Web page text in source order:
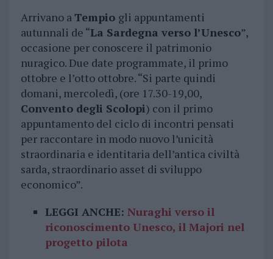
Arrivano aTempio gli appuntamenti
autunnali de “La Sardegna verso l’Unesco”,
occasione per conoscere il patrimonio
nuragico. Due date programmate, il primo
ottobre e l’otto ottobre. “Si parte quindi
domani, mercoledì, (ore 17.30-19,00,
Convento degli Scolopi) con il primo
appuntamento del ciclo di incontri pensati
per raccontare in modo nuovo l’unicità
straordinaria e identitaria dell’antica civiltà
sarda, straordinario asset di sviluppo
economico”.
LEGGI ANCHE: Nuraghi verso il
riconoscimento Unesco, il Majori nel
progetto pilota